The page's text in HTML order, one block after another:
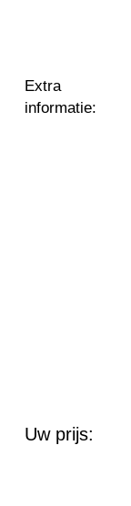
Extra
informatie:
Uw prijs: